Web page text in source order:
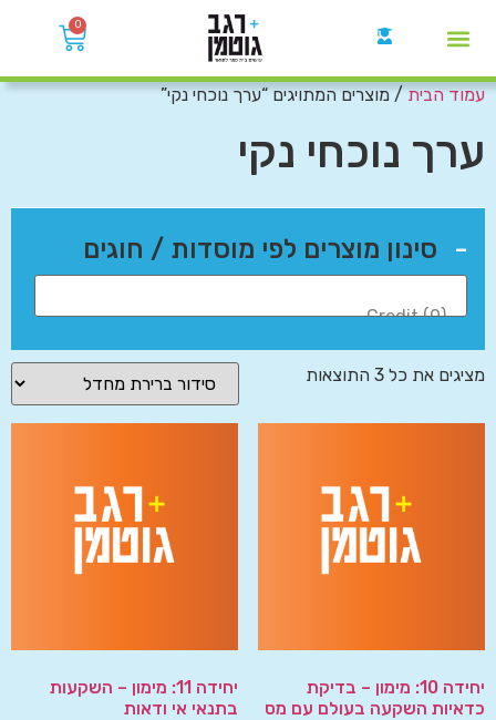
0
עמוד הבית/ מוצרים המתויגים “ערך נוכחי נקי”
ערך נוכחי נקי
סינון מוצרים לפי מוסדות / חוגים -
מציגים את כל ⁦3⁩ התוצאות
יחידה 10: מימון – בדיקת
כדאיות השקעה בעולם עם מס
יחידה 11: מימון – השקעות
בתנאי אי ודאות